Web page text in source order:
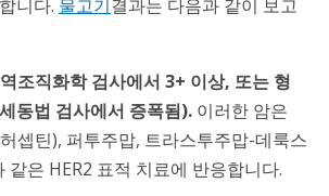
니다. 물고기결과는 다음과 같이 보고
조직화학 검사에서 3+ 이상, 또는 형
동법 검사에서 증폭됨). 이러한 암은
셉틴), 퍼투주맙, 트라스투주맙-데룩스
같은 HER2 표적 치료에 반응합니다.